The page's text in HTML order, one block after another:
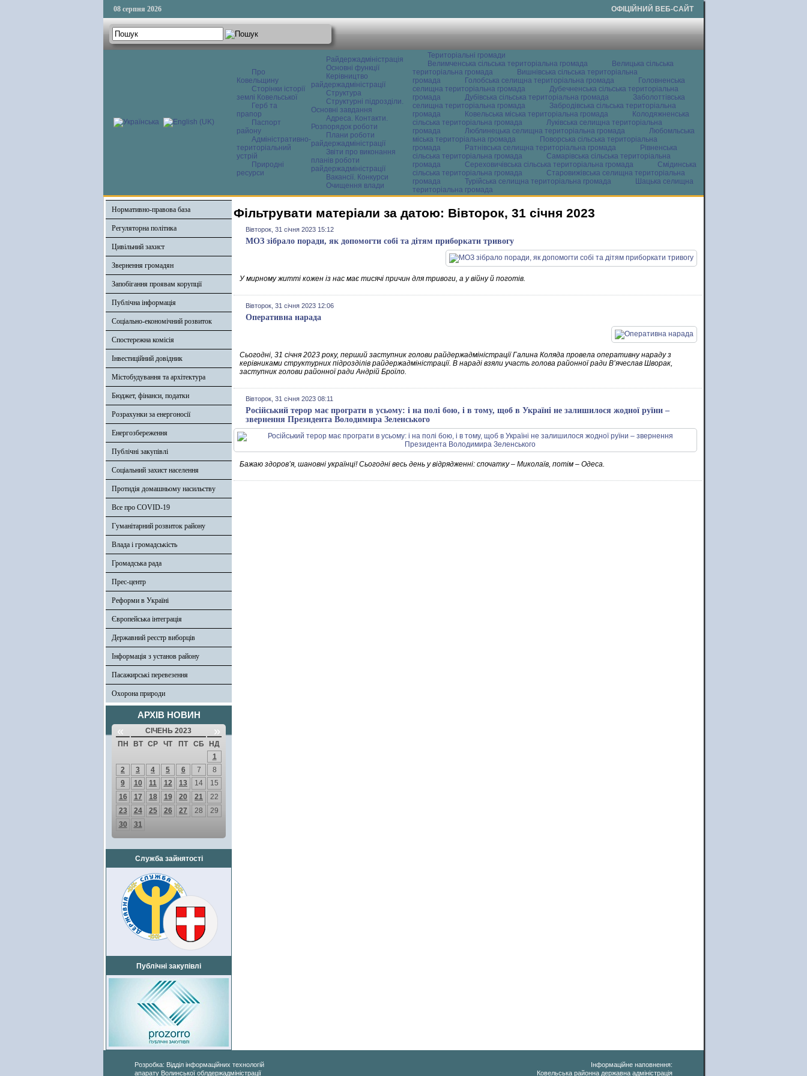
08 серпня 2026 ОФІЦІЙНИЙ ВЕБ-САЙТ
Про
Ковельщину
Сторінки історії
землі Ковельської
Герб та
прапор
Паспорт
району
Адміністративно-
територіальний
устрій
Природні
ресурси
Райдержадміністрація
Основні функції
Керівництво
райдержадміністрації
Структура
Структурні підрозділи.
Основні завдання
Адреса. Контакти.
Розпорядок роботи
Плани роботи
райдержадміністрації
Звіти про виконання
планів роботи
райдержадміністрації
Вакансії. Конкурси
Очищення влади
Територіальні громади
Велимченська сільська територіальна громада
Велицька сільська
територіальна громада
Вишнівська сільська територіальна
громада
Голобська селищна територіальна громада
Головненська
селищна територіальна громада
Дубечненська сільська територіальна
громада
Дубівська сільська територіальна громада
Заболоттівська
селищна територіальна громада
Забродівська сільська територіальна
громада
Ковельська міська територіальна громада
Колодяжненська
сільська територіальна громада
Луківська селищна територіальна
громада
Люблинецька селищна територіальна громада
Любомльська
міська територіальна громада
Поворська сільська територіальна
громада
Ратнівська селищна територіальна громада
Рівненська
сільська територіальна громада
Самарівська сільська територіальна
громада
Сереховичівська сільська територіальна громада
Смідинська
сільська територіальна громада
Старовижівська селищна територіальна
громада
Турійська селищна територіальна громада
Шацька селищна
територіальна громада
Нормативно-правова база
Регуляторна політика
Цивільний захист
Звернення громадян
Запобігання проявам корупції
Публічна інформація
Соціально-економічний розвиток
Спостережна комісія
Інвестиційний довідник
Містобудування та архітектура
Бюджет, фінанси, податки
Розрахунки за енергоносії
Енергозбереження
Публічні закупівлі
Соціальний захист населення
Протидія домашньому насильству
Все про COVID-19
Гуманітарний розвиток району
Влада і громадськість
Громадська рада
Прес-центр
Реформи в Україні
Європейська інтеграція
Державний реєстр виборців
Інформація з установ району
Пасажирські перевезення
Охорона природи
АРХІВ НОВИН
« СІЧЕНЬ 2023 »
ПН ВТ СР ЧТ ПТ СБ
НД
1
2
3 4 5 6 7
8
9
10 11 12 13 14
15
16
17 18 19 20 21
22
23
24 25 26 27 28
29
30
31
Служба зайнятості
Публічні закупівлі
Фільтрувати матеріали за датою: Вівторок, 31 січня 2023
Вівторок, 31 січня 2023 15:12
МОЗ зібрало поради, як допомогти собі та дітям приборкати тривогу
У мирному житті кожен із нас має тисячі причин для тривоги, а у війну й поготів.
Вівторок, 31 січня 2023 12:06
Оперативна нарада
Сьогодні, 31 січня 2023 року, перший заступник голови райдержадміністрації Галина Коляда провела оперативну нараду з
керівниками структурних підрозділів райдержадміністрації. В нараді взяли участь голова районної ради В’ячеслав Шворак,
заступник голови районної ради Андрій Броїло.
Вівторок, 31 січня 2023 08:11
Російський терор має програти в усьому: і на полі бою, і в тому, щоб в Україні не залишилося жодної руїни –
звернення Президента Володимира Зеленського
Бажаю здоровʼя, шановні українці! Сьогодні весь день у відрядженні: спочатку – Миколаїв, потім – Одеса.
Розробка: Відділ інформаційних технологій
апарату Волинської облдержадміністрації
Інформаційне наповнення:
Ковельська районна державна адміністрація